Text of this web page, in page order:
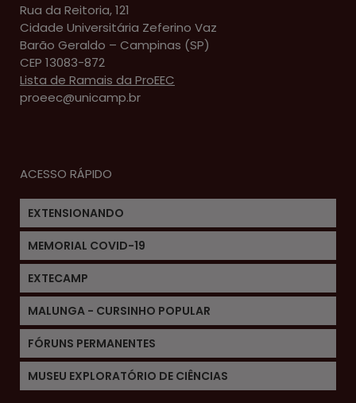
Rua da Reitoria, 121
Cidade Universitária Zeferino Vaz
Barão Geraldo – Campinas (SP)
CEP 13083-872
Lista de Ramais da ProEEC
proeec@unicamp.br
ACESSO RÁPIDO
EXTENSIONANDO
MEMORIAL COVID-19
EXTECAMP
MALUNGA - CURSINHO POPULAR
FÓRUNS PERMANENTES
MUSEU EXPLORATÓRIO DE CIÊNCIAS